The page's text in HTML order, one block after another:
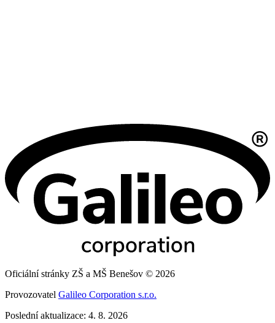
Oficiální stránky ZŠ a MŠ Benešov © 2026
Provozovatel Galileo Corporation s.r.o.
Poslední aktualizace: 4. 8. 2026